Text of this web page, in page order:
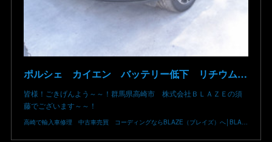
ポルシェ カイエン バッテリー低下 リチウムイオン リチウム バッテリー 車両エレクトリカルシステムエラー 充電してもエンジンがかからない 電圧降下 異常 故障 修理 交換不要 群馬 高崎
皆様！ごきげんよう～～！群馬県高崎市 株式会社ＢＬＡＺＥの須
藤でございます～～！